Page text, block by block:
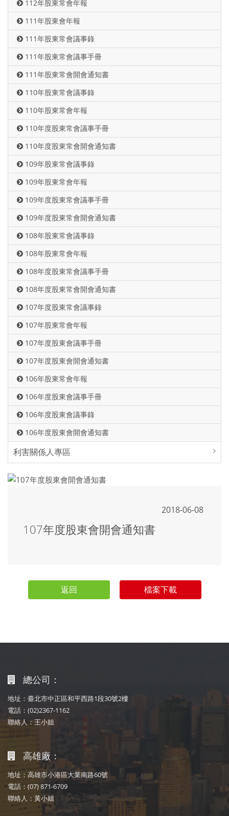
112年股東常會年報
111年股東會年報
111年股東常會議事錄
111年股東常會議事手冊
111年股東常會開會通知書
110年股東常會議事錄
110年股東常會年報
110年度股東常會議事手冊
110年度股東常會開會通知書
109年股東常會議事錄
109年股東常會年報
109年度股東常會議事手冊
109年度股東常會開會通知書
108年股東常會議事錄
108年股東常會年報
108年度股東常會議事手冊
108年度股東常會開會通知書
107年度股東常會議事錄
107年股東常會年報
107年度股東會議事手冊
107年度股東會開會通知書
106年股東常會年報
106年度股東會議事手冊
106年度股東會議事錄
106年度股東會開會通知書
利害關係人專區
2018-06-08
107年度股東會開會通知書
返回 檔案下載
總公司：
地址：臺北市中正區和平西路1段30號2樓
電話：(02)2367-1162
聯絡人：王小姐
高雄廠：
地址：高雄市小港區大業南路60號
電話：(07) 871-6709
聯絡人：黃小姐